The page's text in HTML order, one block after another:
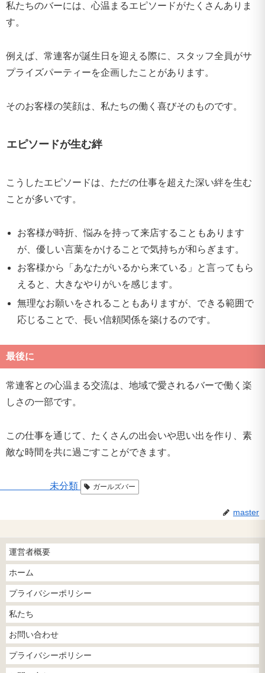
私たちのバーには、心温まるエピソードがたくさんありま
す。
例えば、常連客が誕生日を迎える際に、スタッフ全員がサ
プライズパーティーを企画したことがあります。
そのお客様の笑顔は、私たちの働く喜びそのものです。
エピソードが生む絆
こうしたエピソードは、ただの仕事を超えた深い絆を生む
ことが多いです。
お客様が時折、悩みを持って来店することもあります
が、優しい言葉をかけることで気持ちが和らぎます。
お客様から「あなたがいるから来ている」と言ってもら
えると、大きなやりがいを感じます。
無理なお願いをされることもありますが、できる範囲で
応じることで、長い信頼関係を築けるのです。
最後に
常連客との心温まる交流は、地域で愛されるバーで働く楽
しさの一部です。
この仕事を通じて、たくさんの出会いや思い出を作り、素
敵な時間を共に過ごすことができます。
未分類 ガールズバー
master
運営者概要
ホーム
プライバシーポリシー
私たち
お問い合わせ
プライバシーポリシー